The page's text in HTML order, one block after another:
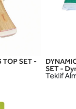
TOP SET -
SET -
Teklif